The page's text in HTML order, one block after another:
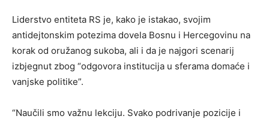
Liderstvo entiteta RS je, kako je istakao, svojim
antidejtonskim potezima dovela Bosnu i Hercegovinu na
korak od oružanog sukoba, ali i da je najgori scenarij
izbjegnut zbog “odgovora institucija u sferama domaće i
vanjske politike”.
“Naučili smo važnu lekciju. Svako podrivanje pozicije i